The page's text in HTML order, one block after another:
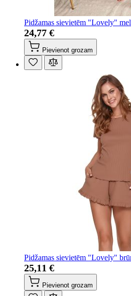
Pidžamas sievietēm "Lovely"
24,77 €
Pievienot grozam
Pidžamas sievietēm "Lovely"
25,11 €
Pievienot grozam